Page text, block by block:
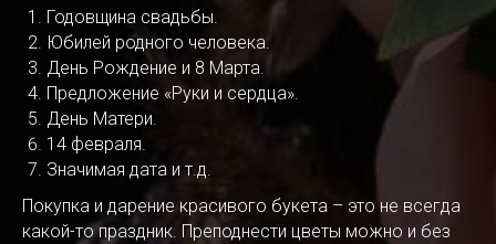
Годовщина свадьбы.
Юбилей родного человека.
День Рождение и 8 Марта.
Предложение «Руки и сердца».
День Матери.
14 февраля.
Значимая дата и т.д.
Покупка и дарение красивого букета – это не всегда
какой-то праздник. Преподнести цветы можно и без